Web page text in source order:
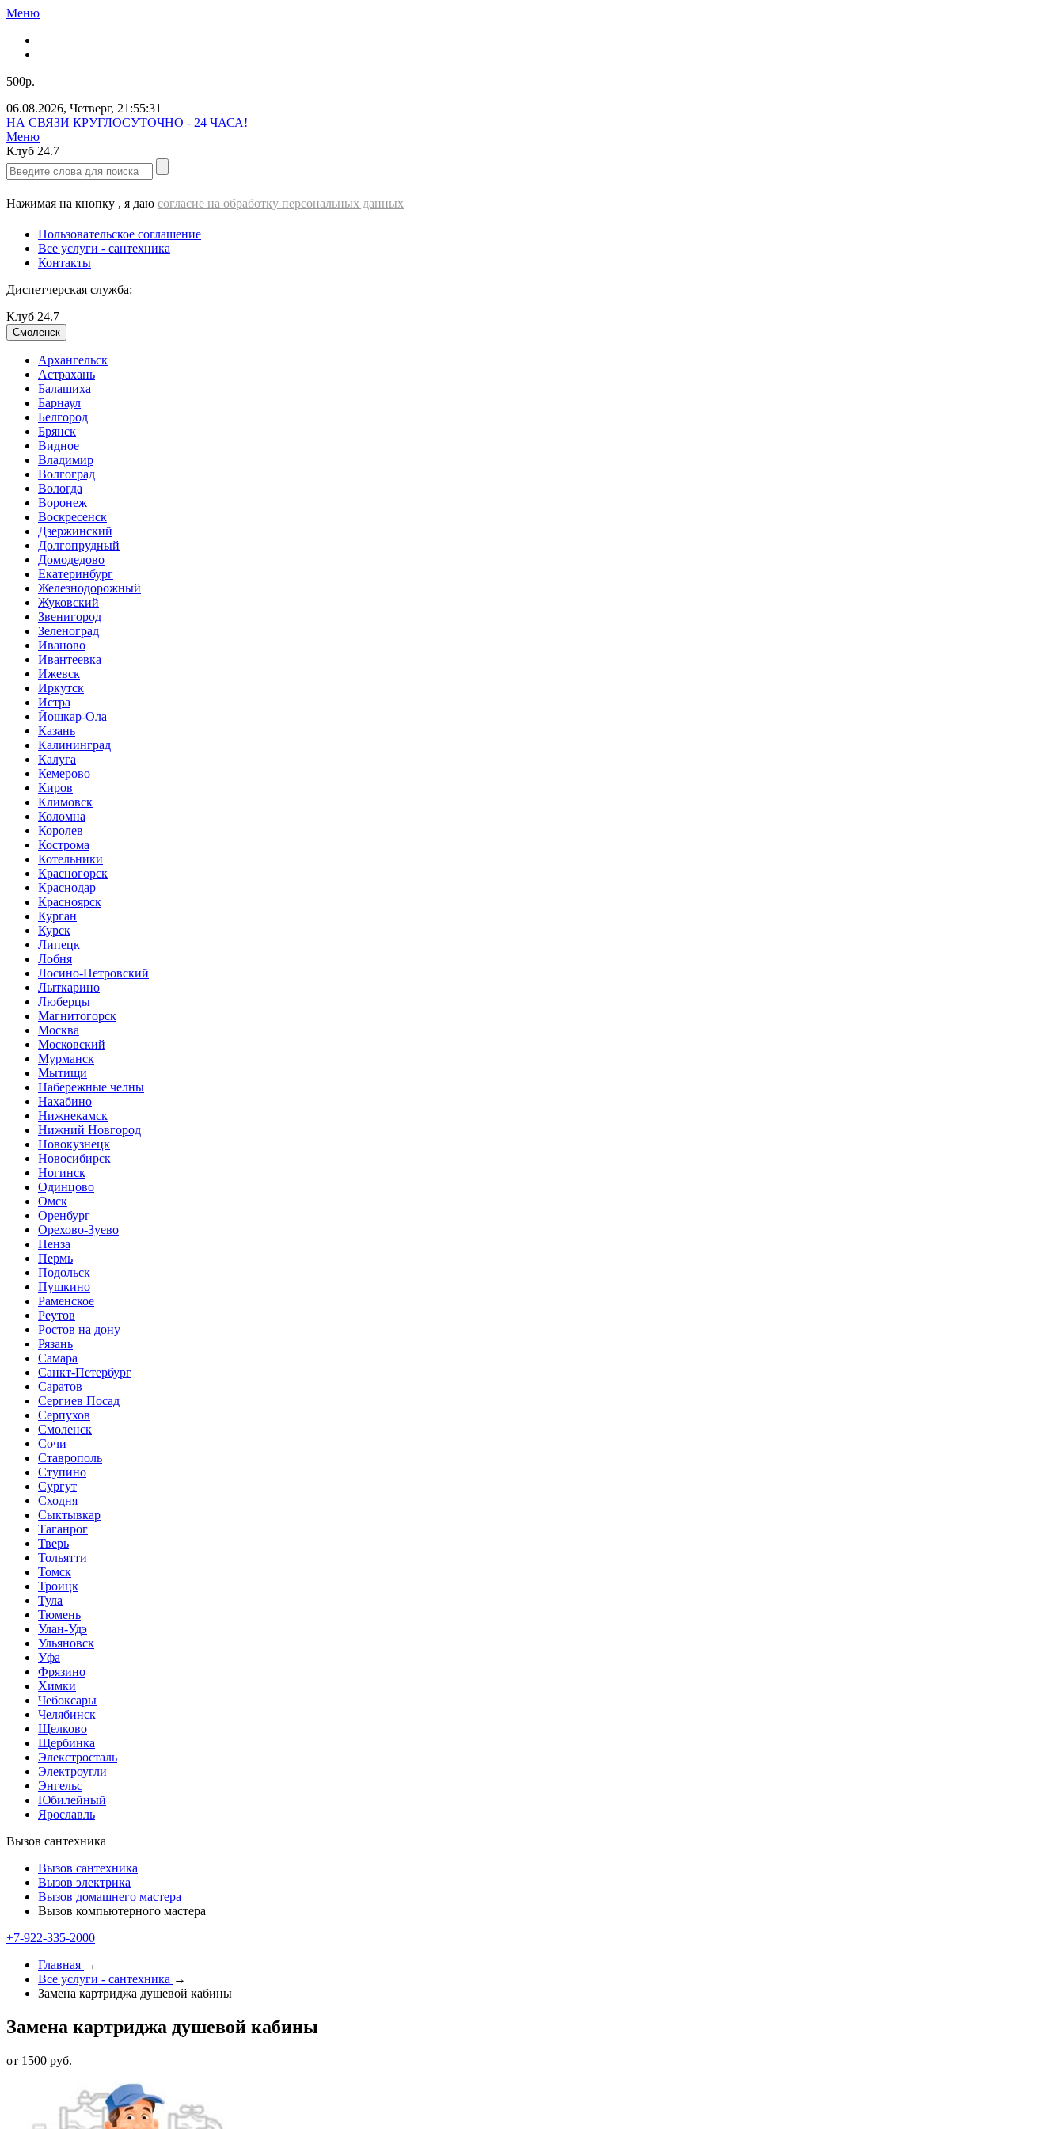
Меню
500р.
06.08.2026, Четверг, 21:55:33
Звоните нам прямо сейчас!
Меню
Клуб 24.7
Нажимая на кнопку , я даю согласие на обработку персональных данных
Пользовательское соглашение
Все услуги - cантехника
Контакты
Диспетчерская служба:
Клуб 24.7
Смоленск
Архангельск
Астрахань
Балашиха
Барнаул
Белгород
Брянск
Видное
Владимир
Волгоград
Вологда
Воронеж
Воскресенск
Дзержинский
Долгопрудный
Домодедово
Екатеринбург
Железнодорожный
Жуковский
Звенигород
Зеленоград
Иваново
Ивантеевка
Ижевск
Иркутск
Истра
Йошкар-Ола
Казань
Калининград
Калуга
Кемерово
Киров
Климовск
Коломна
Королев
Кострома
Котельники
Красногорск
Краснодар
Красноярск
Курган
Курск
Липецк
Лобня
Лосино-Петровский
Лыткарино
Люберцы
Магнитогорск
Москва
Московский
Мурманск
Мытищи
Набережные челны
Нахабино
Нижнекамск
Нижний Новгород
Новокузнецк
Новосибирск
Ногинск
Одинцово
Омск
Оренбург
Орехово-Зуево
Пенза
Пермь
Подольск
Пушкино
Раменское
Реутов
Ростов на дону
Рязань
Самара
Санкт-Петербург
Саратов
Сергиев Посад
Серпухов
Смоленск
Сочи
Ставрополь
Ступино
Сургут
Сходня
Сыктывкар
Таганрог
Тверь
Тольятти
Томск
Троицк
Тула
Тюмень
Улан-Удэ
Ульяновск
Уфа
Фрязино
Химки
Чебоксары
Челябинск
Щелково
Щербинка
Элекстросталь
Электроугли
Энгельс
Юбилейный
Ярославль
Вызов сантехника
Вызов сантехника
Вызов электрика
Вызов домашнего мастера
Вызов компьютерного мастера
+7-922-335-1000
Главная →
Все услуги - cантехника →
Замена картриджа душевой кабины
Замена картриджа душевой кабины
от 1500 руб.